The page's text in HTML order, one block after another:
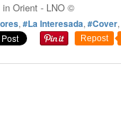
in Orient - LNO ©
, #La Interesada, #Cover,
Repost